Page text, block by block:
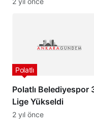
Polatlı Belediyespor 3.
Lige Yükseldi
2 yıl önce